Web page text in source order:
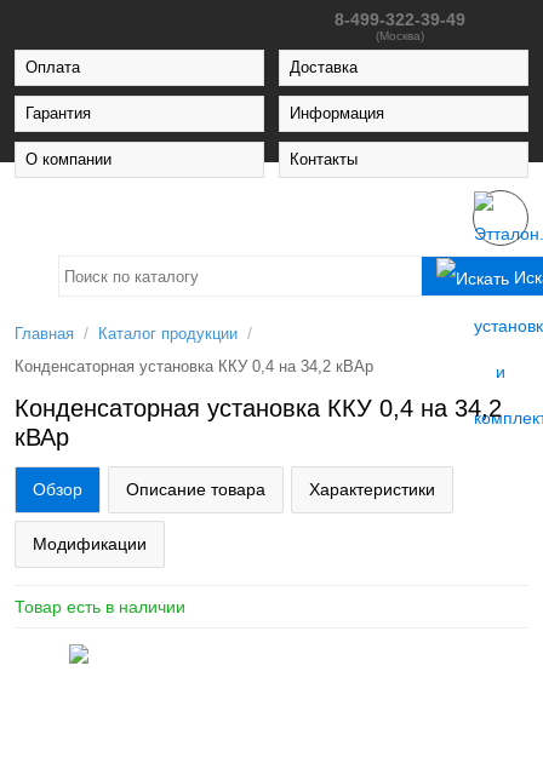
8-499-322-39-49
(Москва)
Оплата Доставка
Гарантия Информация
О компании Контакты
Главная / Каталог продукции /
Конденсаторная установка ККУ 0,4 на 34,2 кВАр
Конденсаторная установка ККУ 0,4 на 34,2
кВАр
Обзор Описание товара Характеристики
Модификации
Товар есть в наличии